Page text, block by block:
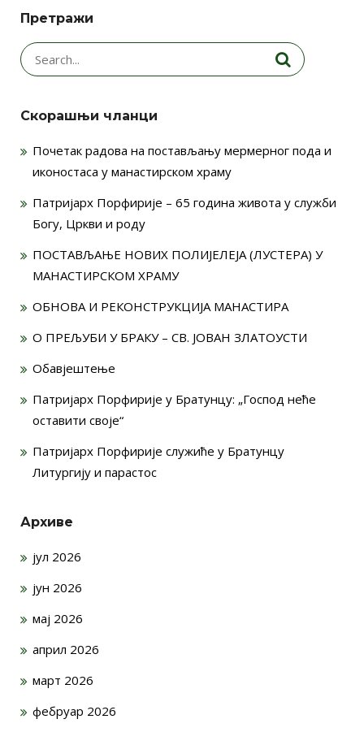
Претражи
Search
for:
Скорашњи чланци
Почетак радова на постављању мермерног пода и
иконостаса у манастирском храму
Патријарх Порфирије – 65 година живота у служби
Богу, Цркви и роду
ПОСТАВЉАЊЕ НОВИХ ПОЛИЈЕЛЕЈА (ЛУСТЕРА) У
МАНАСТИРСКОМ ХРАМУ
ОБНОВА И РЕКОНСТРУКЦИЈА МАНАСТИРА
О ПРЕЉУБИ У БРАКУ – СВ. ЈОВАН ЗЛАТОУСТИ
Обавјештење
Патријарх Порфирије у Братунцу: „Господ неће
оставити своје“
Патријарх Порфирије служиће у Братунцу
Литургију и парастос
Архиве
јул 2026
јун 2026
мај 2026
април 2026
март 2026
фебруар 2026